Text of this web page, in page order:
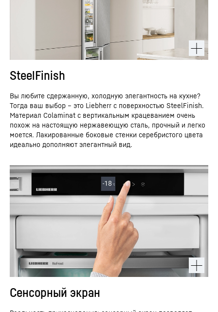
SteelFinish
Вы любите сдержанную, холодную элегантность на кухне?
Тогда ваш выбор – это Liebherr с поверхностью SteelFinish.
Материал Colaminat с вертикальным крацеванием очень
похож на настоящую нержавеющую сталь, прочный и легко
моется. Лакированные боковые стенки серебристого цвета
идеально дополняют элегантный вид.
Сенсорный экран